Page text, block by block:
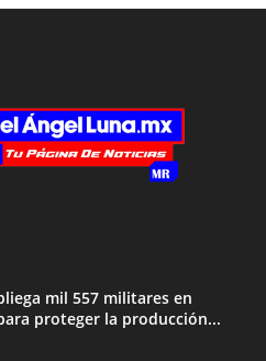
mil 557 militares en
proteger la producción...